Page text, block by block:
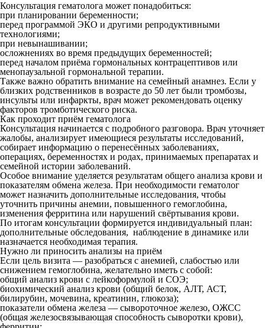
Консультация гематолога может понадобиться:
при планировании беременности;
перед программой ЭКО и другими репродуктивными
технологиями;
при невынашивании;
осложнениях во время предыдущих беременностей;
перед началом приёма гормональных контрацептивов или
менопаузальной гормональной терапии.
Также важно обратить внимание на семейный анамнез. Если у
близких родственников в возрасте до 50 лет были тромбозы,
инсульты или инфаркты, врач может рекомендовать оценку
факторов тромботического риска.
Как проходит приём гематолога
Консультация начинается с подробного разговора. Врач уточняет
жалобы, анализирует имеющиеся результаты исследований,
собирает информацию о перенесённых заболеваниях,
операциях, беременностях и родах, принимаемых препаратах и
семейной истории заболеваний.
Особое внимание уделяется результатам общего анализа крови и
показателям обмена железа. При необходимости гематолог
может назначить дополнительные исследования, чтобы
уточнить причины анемии, повышенного гемоглобина,
изменения ферритина или нарушений свёртывания крови.
По итогам консультации формируется индивидуальный план:
дополнительные обследования, наблюдение в динамике или
назначается необходимая терапия.
Нужно ли приносить анализы на приём
Если цель визита — разобраться с анемией, слабостью или
снижением гемоглобина, желательно иметь с собой:
общий анализ крови с лейкоформулой и СОЭ;
биохимический анализ крови (общий белок, АЛТ, АСТ,
билирубин, мочевина, креатинин, глюкоза);
показатели обмена железа — сывороточное железо, ОЖСС
(общая железосвязывающая способность сыворотки крови),